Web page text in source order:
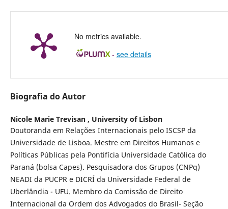
No metrics available.
- see details
Biografia do Autor
Nicole Marie Trevisan , University of Lisbon
Doutoranda em Relações Internacionais pelo ISCSP da
Universidade de Lisboa. Mestre em Direitos Humanos e
Políticas Públicas pela Pontifícia Universidade Católica do
Paraná (bolsa Capes). Pesquisadora dos Grupos (CNPq)
NEADI da PUCPR e DICRÍ da Universidade Federal de
Uberlândia - UFU. Membro da Comissão de Direito
Internacional da Ordem dos Advogados do Brasil- Seção